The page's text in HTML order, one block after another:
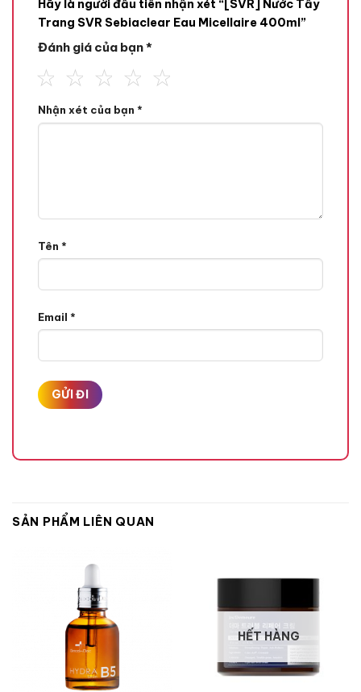
Hãy là người đầu tiên nhận xét “[SVR] Nước Tẩy
Trang SVR Sebiaclear Eau Micellaire 400ml”
Đánh giá của bạn*
Nhận xét của bạn *
Tên *
Email *
SẢN PHẨM LIÊN QUAN
HẾT HÀNG